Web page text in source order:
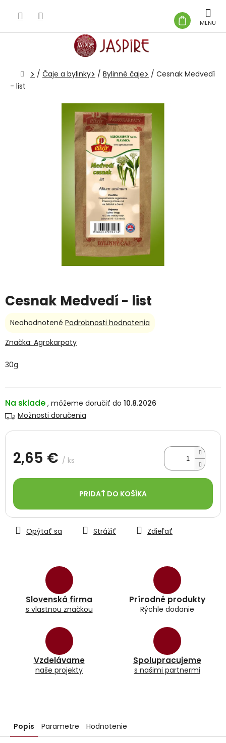
obsah
KOŠÍK
Domov
/ Čaje a bylinky / Bylinné čaje / Cesnak Medvedí
- list
Cesnak Medvedí - list
Na sklade
10.8.2026
Možnosti doručenia
2,65 € / ks
cena:
PRIDAŤ DO KOŠÍKA
Slovenská firma
s vlastnou značkou
Prírodné produkty
Rýchle dodanie
Vzdelávame
naše projekty
Spolupracujeme
s našimi partnermi
30g
Opýtať sa Strážiť Zdieľať
Priemerné
produktu
0,0
z
hviezdičiek.
Neohodnotené Podrobnosti hodnotenia
Značka: Agrokarpaty
Popis Parametre Hodnotenie